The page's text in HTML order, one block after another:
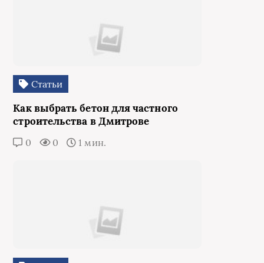
Статьи
Как выбрать бетон для частного
строительства в Дмитрове
0 0 1 мин.